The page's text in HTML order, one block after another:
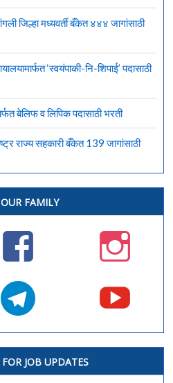
जिल्हा मध्यवर्ती बँकेत ४४४ जागांसाठी
‘स्वयंपाकी-नि-शिपाई’ पदासाठी
बेलिफ व लिपिक पदासाठी भरती
राज्य सहकारी बँकेत 139 जागांसाठी
FAMILY
JOB UPDATES